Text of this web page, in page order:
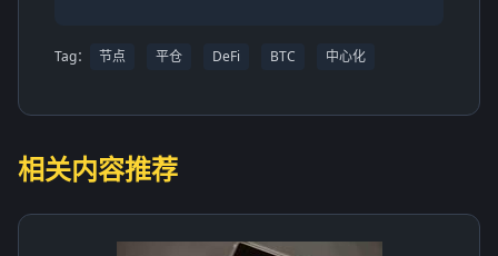
Tag： 节点 平仓 DeFi BTC 中心化
相关内容推荐